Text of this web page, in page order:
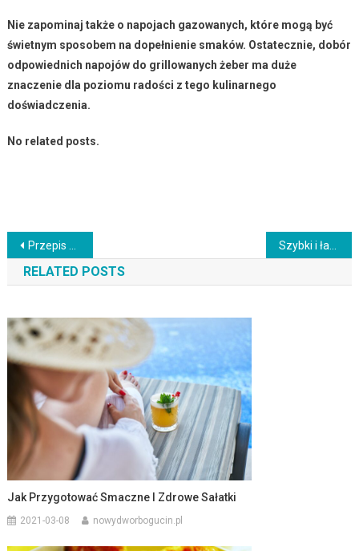
Nie zapominaj także o napojach gazowanych, które mogą być
świetnym sposobem na dopełnienie smaków. Ostatecznie, dobór
odpowiednich napojów do grillowanych żeber ma duże
znaczenie dla poziomu radości z tego kulinarnego
doświadczenia.
No related posts.
Nawigacja
wpisu
Przepis na marynowane grzyby z ulubionymi przyprawami do przechowywania
RELATED POSTS
Jak Przygotować Smaczne I Zdrowe Sałatki
2021-03-08 nowydworbogucin.pl